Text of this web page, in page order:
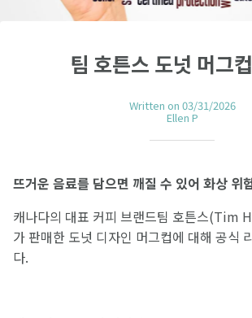
팀 호튼스 도넛 머그
Written on 03/31/2026
Ellen P
뜨거운 음료를 담으면 깨질 수 있어 화상 위
캐나다의 대표 커피 브랜드팀 호튼스(Tim
가 판매한 도넛 디자인 머그컵에 대해 공식
다.